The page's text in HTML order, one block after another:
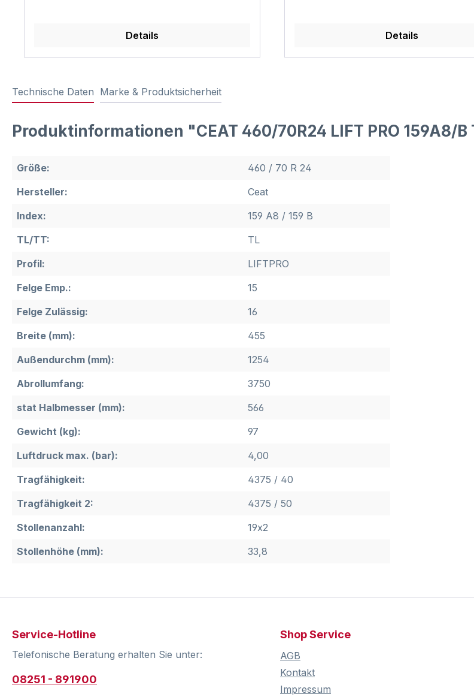
Details Details
Technische Daten Marke & Produktsicherheit
Produktinformationen "CEAT 460/70R24 LIFT PRO 159A8/B
Größe:
460 / 70 R 24
Hersteller:
Ceat
Index:
159 A8 / 159 B
TL/TT:
TL
Profil:
LIFTPRO
Felge Emp.:
15
Felge Zulässig:
16
Breite (mm):
455
Außendurchm (mm):
1254
Abrollumfang:
3750
stat Halbmesser (mm):
566
Gewicht (kg):
97
Luftdruck max. (bar):
4,00
Tragfähigkeit:
4375 / 40
Tragfähigkeit 2:
4375 / 50
Stollenanzahl:
19x2
Stollenhöhe (mm):
33,8
Service-Hotline
Telefonische Beratung erhalten Sie unter:
08251 - 891900
Shop Service
AGB
Kontakt
Impressum